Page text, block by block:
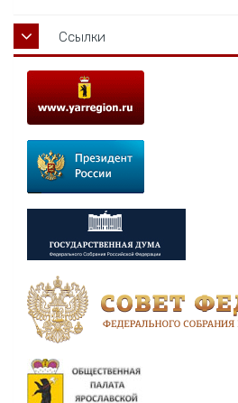
Ссылки